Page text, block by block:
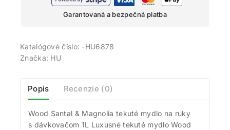
Garantovaná a bezpečná platba
Katalógové číslo: -HU6878
Značka: HU
Popis Recenzie (0)
Wood Santal & Magnolia tekuté mydlo na ruky
s dávkovačom 1L Luxusné tekuté mydlo Wood